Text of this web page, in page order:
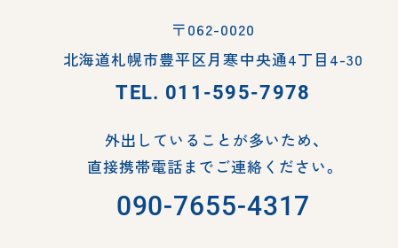
〒062-0020
北海道札幌市豊平区月寒中央通4丁目4-30
TEL. 011-595-7978
外出していることが多いため、
直接携帯電話までご連絡ください。
090-7655-4317